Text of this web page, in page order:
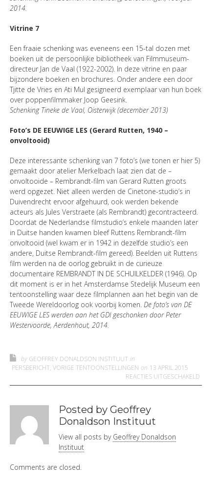
2014.
Vitrine 7
Een fraaie schenking was eveneens een 15-tal dozen met
boeken uit de persoonlijke bibliotheek van Filmmuseum-
directeur Jan de Vaal (1922-2002). In deze vitrine en paar
bijzondere boeken en brochures. Onder andere een door
Tjitte de Vries en Ati Mul gesigneerd exemplaar van hun boek
over poppenfilmmaker Joop Geesink.
Schenking Tineke de Vaal, Oisterwijk (december 2013)
Foto’s DE EEUWIGE LES (Gerard Rutten, 1940 –
onvoltooid)
Deze interessante schenking van 7 foto’s (we tonen er hier 5)
gemaakt door atelier Merkelbach laat zien dat de –
onvoltooide – Rembrandt-film van Gerard Rutten groots
werd opgezet. Niet alleen werden de Cinetone-studio’s in
Duivendrecht ervoor afgehuurd, ook werden bekende
acteurs als Jules Verstraete (als Rembrandt) gecontracteerd.
Doordat de Nederlandse filmstudio’s enkele maanden later
in Duitse handen kwamen bleef Ruttens Rembrandt-film
onvoltooid (wel kwam er in 1942 in dezelfde studio’s een
andere, Duitse Rembrandt-film gereed). Beelden uit Ruttens
film werden na de oorlog gebruikt in de curieuze
documentaire REMBRANDT IN DE SCHUILKELDER (1946). Op
dit moment is er in het Amsterdamse Stedelijk Museum een
tentoonstelling waar deze filmplannen aan het begin van de
Tweede Wereldoorlog ook voorbij komen. De foto’s van DE
EEUWIGE LES werden aan het GDI geschonken door Peter
Westervoorde, Aerdenhout, 2014.
by GEOFFREY DONALDSON INSTITUUT in
PERSBERICHT, VORIGE TENTOONSTELLINGEN on 13 APRIL 2015
REACTIES UITGESCHAKELD
Posted by Geoffrey
Donaldson Instituut
View all posts by Geoffrey Donaldson
Instituut
Comments are closed.